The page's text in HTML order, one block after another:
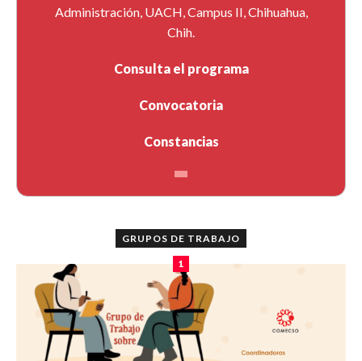
Administración, UACH, Campus II, Chihuahua,
Chih.
Consulta el programa
Convocatoria
Constancias
GRUPOS DE TRABAJO
1